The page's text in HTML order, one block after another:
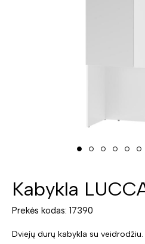
Kabykla
Prekės kodas: 17390
Dviejų durų kabykla su veidrodžiu.